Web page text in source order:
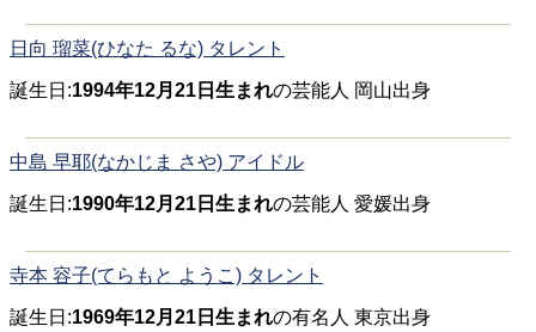
日向 瑠菜(ひなた るな) タレント
誕生日:1994年12月21日生まれの芸能人 岡山出身
中島 早耶(なかじま さや) アイドル
誕生日:1990年12月21日生まれの芸能人 愛媛出身
寺本 容子(てらもと ようこ) タレント
誕生日:1969年12月21日生まれの有名人 東京出身